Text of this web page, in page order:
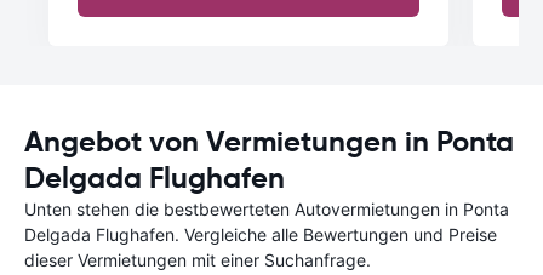
Angebot von Vermietungen in Ponta
Delgada Flughafen
Unten stehen die bestbewerteten Autovermietungen in Ponta
Delgada Flughafen. Vergleiche alle Bewertungen und Preise
dieser Vermietungen mit einer Suchanfrage.